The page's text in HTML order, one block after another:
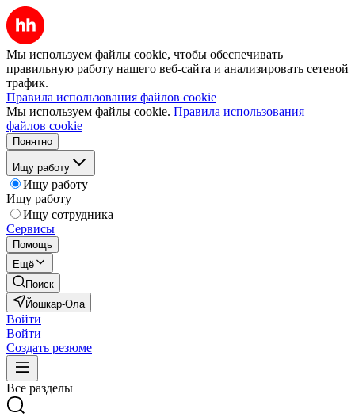
Мы используем файлы cookie, чтобы обеспечивать
правильную работу нашего веб-сайта и анализировать сетевой
трафик.
Правила использования файлов cookie
Мы используем файлы cookie. Правила использования
файлов cookie
Понятно
Ищу работу
Ищу работу
Ищу работу
Ищу сотрудника
Сервисы
Помощь
Ещё
Поиск
Йошкар-Ола
Войти
Войти
Создать резюме
Все разделы